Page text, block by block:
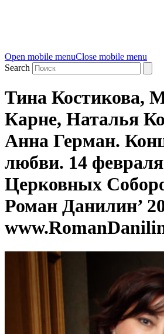
Open mobile menuClose mobile menu
Search
Тина Костикова,
Карне, Наталья
Анна Герман.
любви. 14
Церковных
Роман Данилин’